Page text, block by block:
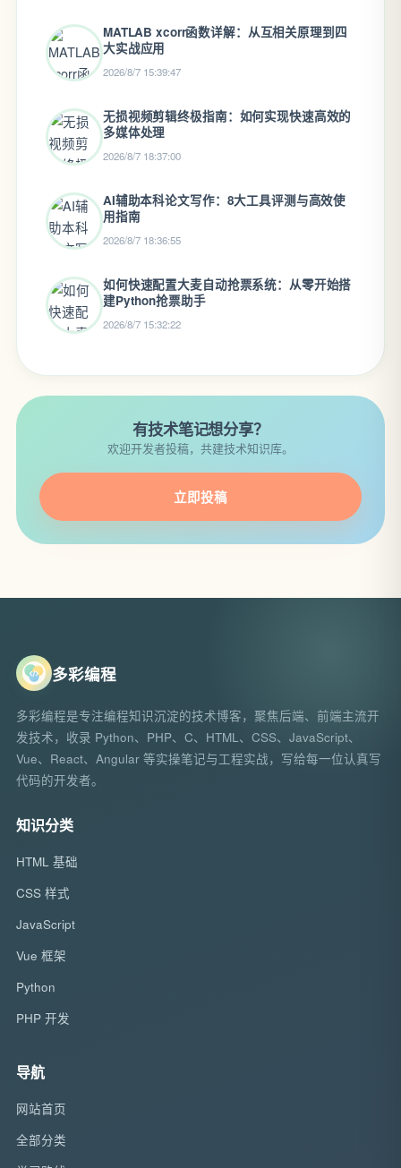
MATLAB xcorr函数详解：从互相关原理到四
大实战应用
2026/8/7 15:39:47
无损视频剪辑终极指南：如何实现快速高效的
多媒体处理
2026/8/7 18:37:00
AI辅助本科论文写作：8大工具评测与高效使
用指南
2026/8/7 18:36:55
如何快速配置大麦自动抢票系统：从零开始搭
建Python抢票助手
2026/8/7 15:32:22
有技术笔记想分享？
欢迎开发者投稿，共建技术知识库。
立即投稿
多彩编程
多彩编程是专注编程知识沉淀的技术博客，聚焦后端、前端主流开
发技术，收录 Python、PHP、C、HTML、CSS、JavaScript、
Vue、React、Angular 等实操笔记与工程实战，写给每一位认真写
代码的开发者。
知识分类
HTML 基础
CSS 样式
JavaScript
Vue 框架
Python
PHP 开发
导航
网站首页
全部分类